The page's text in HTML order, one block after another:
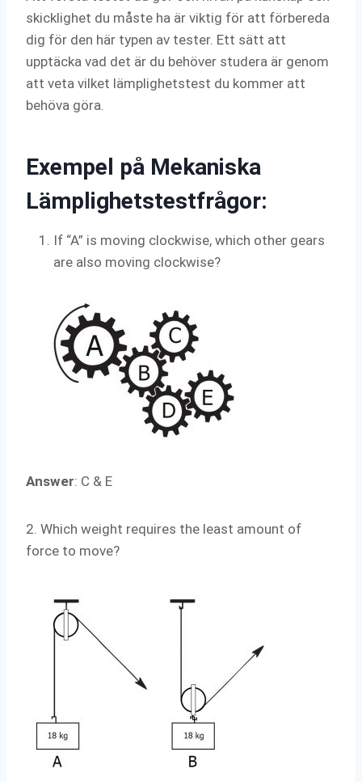
skicklighet du måste ha är viktig för att förbereda
dig för den här typen av tester. Ett sätt att
upptäcka vad det är du behöver studera är genom
att veta vilket lämplighetstest du kommer att
behöva göra.
Exempel på Mekaniska
Lämplighetstestfrågor:
If “A” is moving clockwise, which other gears
are also moving clockwise?
Answer: C & E
2. Which weight requires the least amount of
force to move?